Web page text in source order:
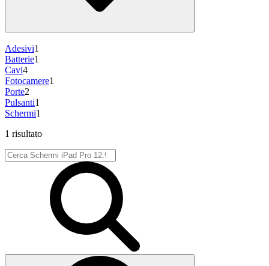
Adesivi1
Batterie1
Cavi4
Fotocamere1
Porte2
Pulsanti1
Schermi1
1 risultato